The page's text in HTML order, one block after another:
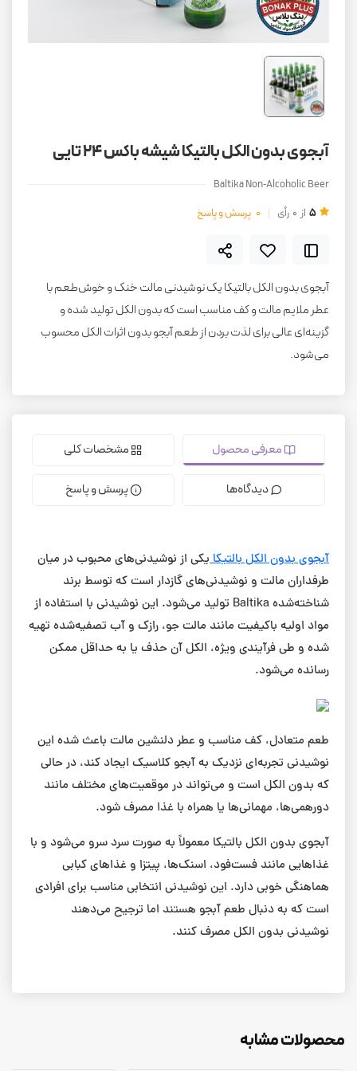
آبجوی بدون الکل بالتیکا شیشه باکس 24 تایی
Baltika Non‑Alcoholic Beer
5 از 0 رأی 0 پرسش و پاسخ
آبجوی بدون الکل بالتیکا یک نوشیدنی مالت خنک و خوش‌طعم با
عطر ملایم مالت و کف مناسب است که بدون الکل تولید شده و
گزینه‌ای عالی برای لذت بردن از طعم آبجو بدون اثرات الکل محسوب
می‌شود.
معرفی محصول مشخصات کلی
دیدگاه‌ها پرسش و پاسخ
آبجوی بدون الکل بالتیکایکی از نوشیدنی‌های محبوب در میان
طرفداران مالت و نوشیدنی‌های گازدار است که توسط برند
شناخته‌شده Baltika تولید می‌شود. این نوشیدنی با استفاده از
مواد اولیه باکیفیت مانند مالت جو، رازک و آب تصفیه‌شده تهیه
شده و طی فرآیندی ویژه، الکل آن حذف یا به حداقل ممکن
رسانده می‌شود.
طعم متعادل، کف مناسب و عطر دلنشین مالت باعث شده این
نوشیدنی تجربه‌ای نزدیک به آبجو کلاسیک ایجاد کند، در حالی
که بدون الکل است و می‌تواند در موقعیت‌های مختلف مانند
دورهمی‌ها، مهمانی‌ها یا همراه با غذا مصرف شود.
آبجوی بدون الکل بالتیکا معمولاً به صورت سرد سرو می‌شود و با
غذاهایی مانند فست‌فود، اسنک‌ها، پیتزا و غذاهای کبابی
هماهنگی خوبی دارد. این نوشیدنی انتخابی مناسب برای افرادی
است که به دنبال طعم آبجو هستند اما ترجیح می‌دهند
نوشیدنی بدون الکل مصرف کنند.
محصولات مشابه